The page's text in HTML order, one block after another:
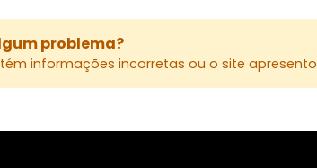
problema?
informações incorretas ou o site